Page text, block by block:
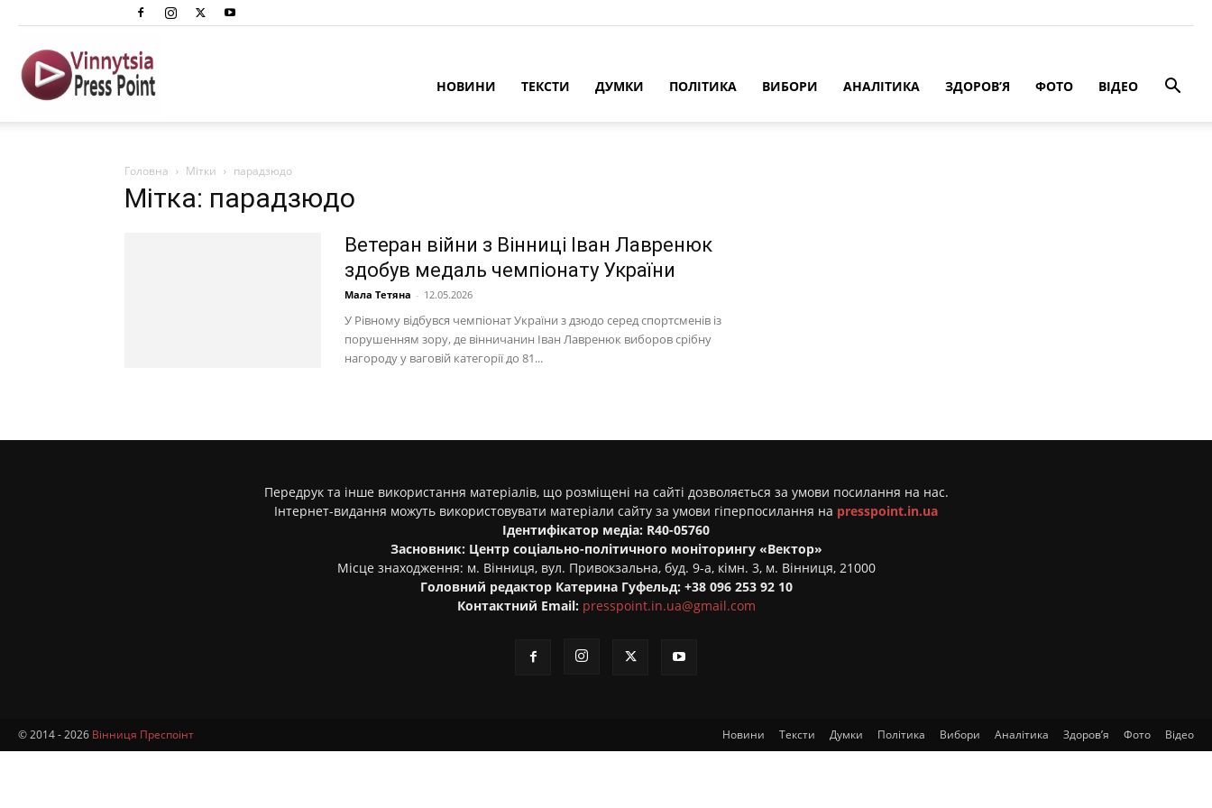
Преспоінт
НОВИНИ ТЕКСТИ ДУМКИ ПОЛІТИКА ВИБОРИ АНАЛІТИКА ЗДОРОВ’Я ФОТО ВІДЕО
Головна Мітки парадзюдо
Мітка: парадзюдо
Ветеран війни з Вінниці Іван Лавренюк
здобув медаль чемпіонату України
Мала Тетяна - 12.05.2026
У Рівному відбувся чемпіонат України з дзюдо серед спортсменів із
порушенням зору, де вінничанин Іван Лавренюк виборов срібну
нагороду у ваговій категорії до 81...
Передрук та інше використання матеріалів, що розміщені на сайті дозволяється за умови посилання на нас.
Інтернет-видання можуть використовувати матеріали сайту за умови гіперпосилання на presspoint.in.ua
Ідентифікатор медіа: R40-05760
Засновник: Центр соціально-політичного моніторингу «Вектор»
Місце знаходження: м. Вінниця, вул. Привокзальна, буд. 9-а, кімн. 3, м. Вінниця, 21000
Головний редактор Катерина Гуфельд: +38 096 253 92 10
Контактний Email: presspoint.in.ua@gmail.com
Новини Тексти Думки Політика Вибори Аналітика Здоров’я Фото Відео
© 2014 - 2026 Вінниця Преспоінт